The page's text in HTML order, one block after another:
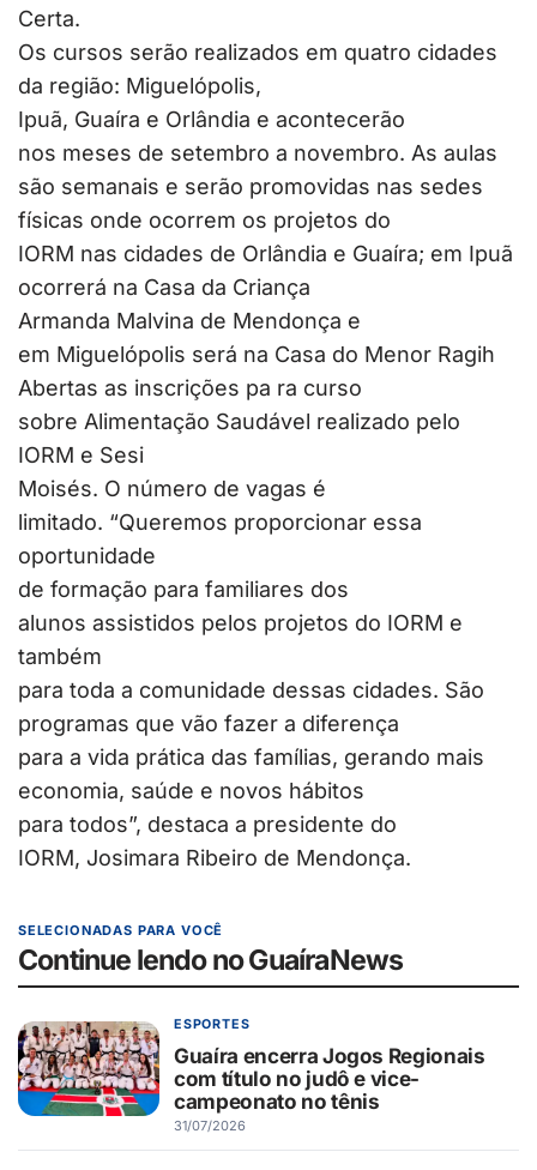
Certa.
Os cursos serão realizados em quatro cidades
da região: Miguelópolis,
Ipuã, Guaíra e Orlândia e acontecerão
nos meses de setembro a novembro. As aulas
são semanais e serão promovidas nas sedes
físicas onde ocorrem os projetos do
IORM nas cidades de Orlândia e Guaíra; em Ipuã
ocorrerá na Casa da Criança
Armanda Malvina de Mendonça e
em Miguelópolis será na Casa do Menor Ragih
Abertas as inscrições pa ra curso
sobre Alimentação Saudável realizado pelo
IORM e Sesi
Moisés. O número de vagas é
limitado. “Queremos proporcionar essa
oportunidade
de formação para familiares dos
alunos assistidos pelos projetos do IORM e
também
para toda a comunidade dessas cidades. São
programas que vão fazer a diferença
para a vida prática das famílias, gerando mais
economia, saúde e novos hábitos
para todos”, destaca a presidente do
IORM, Josimara Ribeiro de Mendonça.
SELECIONADAS PARA VOCÊ
Continue lendo no GuaíraNews
ESPORTES
Guaíra encerra Jogos Regionais
com título no judô e vice-
campeonato no tênis
31/07/2026